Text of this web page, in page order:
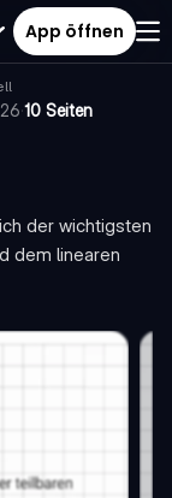
App öffnen
·10 Seiten
der wichtigsten
dem linearen